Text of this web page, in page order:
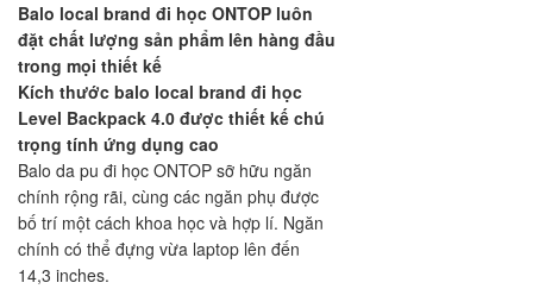
Balo local brand đi học ONTOP luôn
đặt chất lượng sản phẩm lên hàng đầu
trong mọi thiết kế
Kích thước balo local brand đi học
Level Backpack 4.0 được thiết kế chú
trọng tính ứng dụng cao
Balo da pu đi học ONTOP sỡ hữu ngăn
chính rộng rãi, cùng các ngăn phụ được
bố trí một cách khoa học và hợp lí. Ngăn
chính có thể đựng vừa laptop lên đến
14,3 inches.